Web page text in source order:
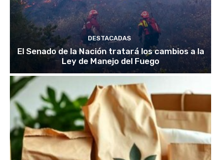
DESTACADAS
El Senado de la Nación tratará los cambios a la
Ley de Manejo del Fuego